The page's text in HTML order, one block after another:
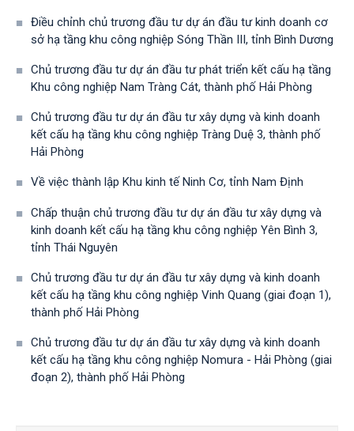
Điều chỉnh chủ trương đầu tư dự án đầu tư kinh doanh cơ
sở hạ tầng khu công nghiệp Sóng Thần III, tỉnh Bình Dương
Chủ trương đầu tư dự án đầu tư phát triển kết cấu hạ tầng
Khu công nghiệp Nam Tràng Cát, thành phố Hải Phòng
Chủ trương đầu tư dự án đầu tư xây dựng và kinh doanh
kết cấu hạ tầng khu công nghiệp Tràng Duệ 3, thành phố
Hải Phòng
Về việc thành lập Khu kinh tế Ninh Cơ, tỉnh Nam Định
Chấp thuận chủ trương đầu tư dự án đầu tư xây dựng và
kinh doanh kết cấu hạ tầng khu công nghiệp Yên Bình 3,
tỉnh Thái Nguyên
Chủ trương đầu tư dự án đầu tư xây dựng và kinh doanh
kết cấu hạ tầng khu công nghiệp Vinh Quang (giai đoạn 1),
thành phố Hải Phòng
Chủ trương đầu tư dự án đầu tư xây dựng và kinh doanh
kết cấu hạ tầng khu công nghiệp Nomura - Hải Phòng (giai
đoạn 2), thành phố Hải Phòng